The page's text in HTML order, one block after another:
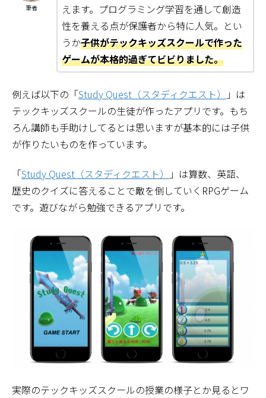
筆者
えます。プログラミング学習を通して創造
性を養える点が保護者から特に人気。とい
うか子供がテックキッズスクールで作った
ゲームが本格的過ぎてビビりました。
例えば以下の「Study Quest（スタディクエスト）
」は
テックキッズスクールの生徒が作ったアプリです。もち
ろん講師も手助けしてるとは思いますが基本的には子供
が作りたいものを作っています。
「Study Quest（スタディクエスト）
」は算数、英語、
歴史のクイズに答えることで敵を倒していくRPGゲーム
です。遊びながら勉強できるアプリです。
実際のテックキッズスクールの授業の様子とか見るとワ